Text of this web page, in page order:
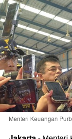
Menteri Keuangan